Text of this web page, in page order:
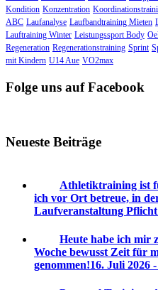
Kondition Konzentration
ABC Laufanalyse Laufbandtraining Mieten
Lauftraining Winter Leistungssport Body
Regeneration Regenerationstraining Sprint
mit Kindern U14 Aue VO2max
Folge uns auf Facebook
Neueste Beiträge
Athletiktraining ist
ich vor Ort betreue, in
Laufveranstaltung
Heute habe ich mir
Woche bewusst Zeit für
genommen!16. Juli 2026